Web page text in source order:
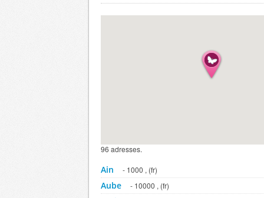
96 adresses.
Ain - 1000 , (fr)
Aube - 10000 , (fr)